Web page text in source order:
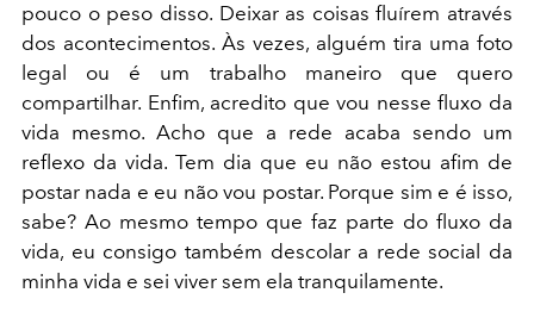
pouco o peso disso. Deixar as coisas fluírem através
dos acontecimentos. Às vezes, alguém tira uma foto
legal ou é um trabalho maneiro que quero
compartilhar. Enfim, acredito que vou nesse fluxo da
vida mesmo. Acho que a rede acaba sendo um
reflexo da vida. Tem dia que eu não estou afim de
postar nada e eu não vou postar. Porque sim e é isso,
sabe? Ao mesmo tempo que faz parte do fluxo da
vida, eu consigo também descolar a rede social da
minha vida e sei viver sem ela tranquilamente.